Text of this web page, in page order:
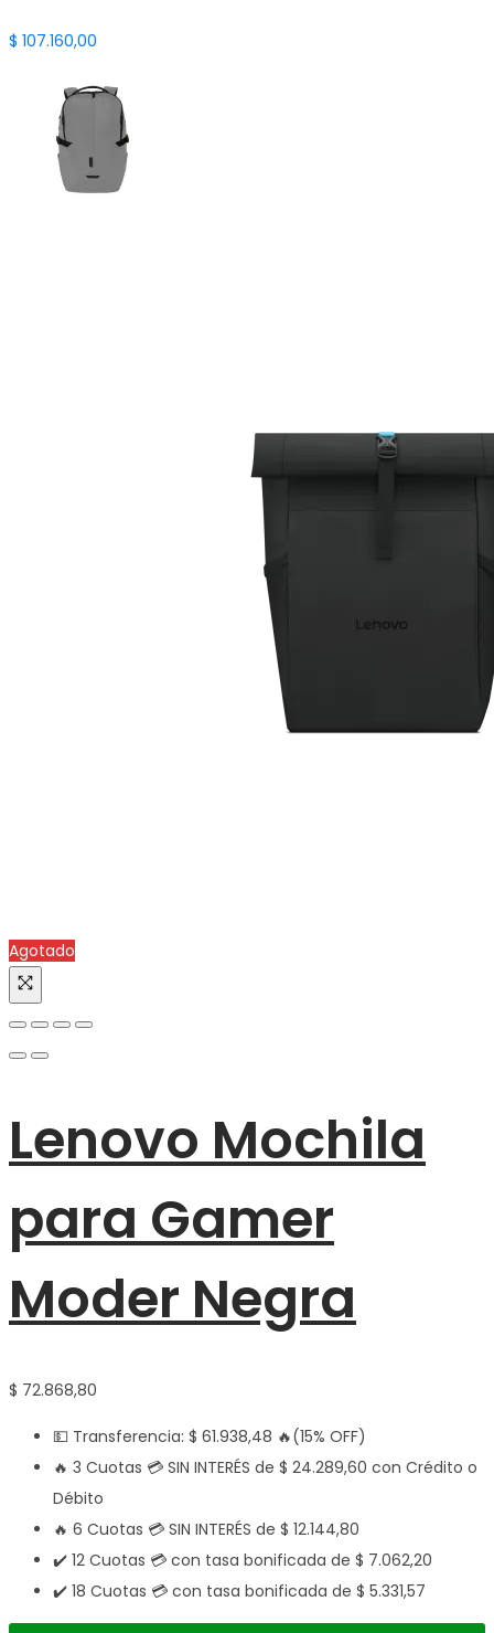
$ 107.160,00
Agotado
Lenovo Mochila
para Gamer
Moder Negra
$ 72.868,80
💵 Transferencia: $ 61.938,48 🔥(15% OFF)
🔥 3 Cuotas 💳 SIN INTERÉS de $ 24.289,60 con Crédito o
Débito
🔥 6 Cuotas 💳 SIN INTERÉS de $ 12.144,80
✔️ 12 Cuotas 💳 con tasa bonificada de $ 7.062,20
✔️ 18 Cuotas 💳 con tasa bonificada de $ 5.331,57